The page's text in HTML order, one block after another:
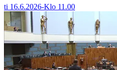
ti 16.6.2026-Klo 11.00